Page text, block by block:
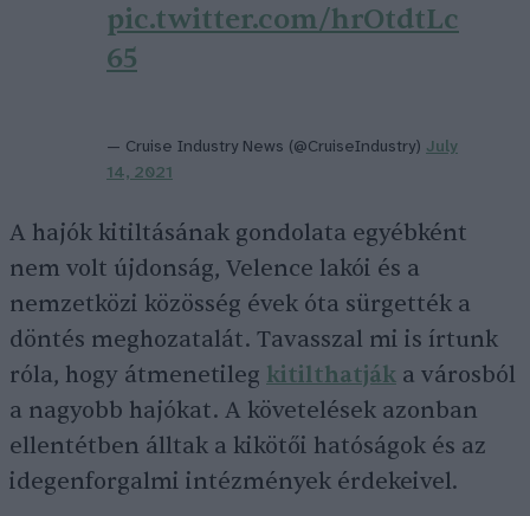
pic.twitter.com/hrOtdtLc
65
— Cruise Industry News (@CruiseIndustry) July
14, 2021
A hajók kitiltásának gondolata egyébként
nem volt újdonság, Velence lakói és a
nemzetközi közösség évek óta sürgették a
döntés meghozatalát. Tavasszal mi is írtunk
róla, hogy átmenetileg kitilthatják a városból
a nagyobb hajókat. A követelések azonban
ellentétben álltak a kikötői hatóságok és az
idegenforgalmi intézmények érdekeivel.